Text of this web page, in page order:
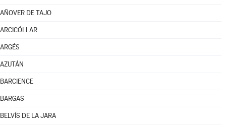
AÑOVER DE TAJO
ARCICÓLLAR
ARGÉS
AZUTÁN
BARCIENCE
BARGAS
BELVÍS DE LA JARA